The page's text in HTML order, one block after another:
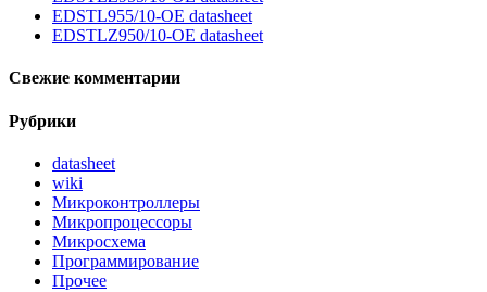
EDSTL955/10-OE datasheet
EDSTLZ950/10-OE datasheet
Свежие комментарии
Рубрики
datasheet
wiki
Микроконтроллеры
Микропроцессоры
Микросхема
Программирование
Прочее